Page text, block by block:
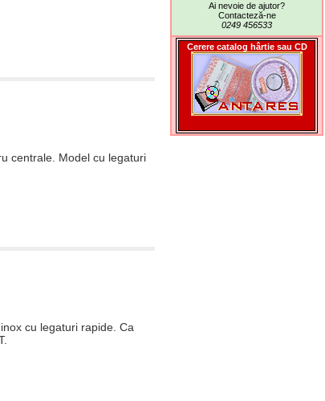
centrale. Model cu legaturi
cu legaturi rapide. Ca
Ai nevoie de ajutor?
Contacteză-ne
0249 456533
Cerere catalog hârtie sau CD